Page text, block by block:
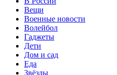
Вещи
Военные новости
Волейбол
Гаджеты
Дети
Дом и сад
Еда
Звёзды